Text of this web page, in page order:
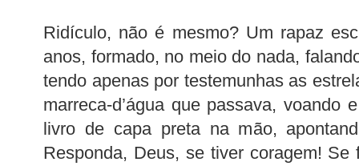
Ridículo, não é mesmo? Um rapaz
anos, formado, no meio do nada,
tendo apenas por testemunhas as
marreca-d’água que passava, voando
livro de capa preta na mão,
Responda, Deus, se tiver coragem! Se